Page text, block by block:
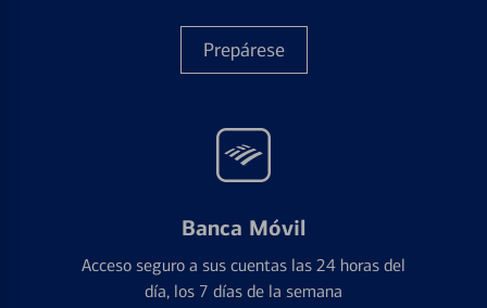
Prepárese
Banca Móvil
Acceso seguro a sus cuentas las 24 horas del
día, los 7 días de la semana